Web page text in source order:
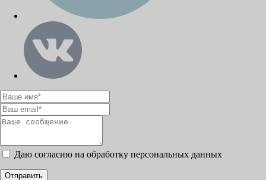
Даю согласию на обработку персональных данных
Отправить